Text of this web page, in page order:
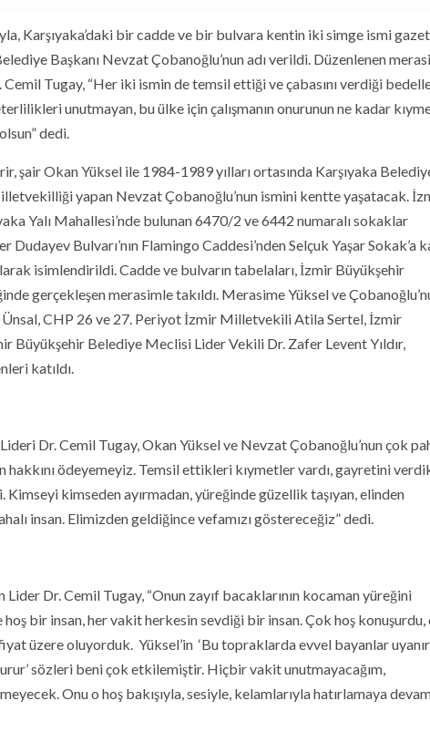
Karşıyaka’daki bir cadde ve bir bulvara kentin iki simge ismi
Başkanı Nevzat Çobanoğlu’nun adı verildi. Düzenlenen
Tugay, “Her iki ismin de temsil ettiği ve çabasını verdiği
unutmayan, bu ülke için çalışmanın onurunun ne kadar
dedi.
şair Okan Yüksel ile 1984-1989 yılları ortasında Karşıyaka
yapan Nevzat Çobanoğlu’nun ismini kentte yaşatacak.
Yalı Mahallesi’nde bulunan 6470/2 ve 6442 numaralı sokaklar
Bulvarı’nın Flamingo Caddesi’nden Selçuk Yaşar Sokak’a
isimlendirildi. Cadde ve bulvarın tabelaları, İzmir Büyükşehir
gerçekleşen merasimle takıldı. Merasime Yüksel ve
Ünsal, CHP 26 ve 27. Periyot İzmir Milletvekili Atila Sertel, İzmir
Büyükşehir Belediye Meclisi Lider Vekili Dr. Zafer Levent Yıldır,
katıldı.
Dr. Cemil Tugay, Okan Yüksel ve Nevzat Çobanoğlu’nun çok
hakkını ödeyemeyiz. Temsil ettikleri kıymetler vardı, gayretini
kimseden ayırmadan, yüreğinde güzellik taşıyan, elinden
insan. Elimizden geldiğince vefamızı göstereceğiz” dedi.
Dr. Cemil Tugay, “Onun zayıf bacaklarının kocaman yüreğini
hoş bir insan, her vakit herkesin sevdiği bir insan. Çok hoş konuşurdu,
üzere oluyorduk. Yüksel’in ‘Bu topraklarda evvel bayanlar
sözleri beni çok etkilemiştir. Hiçbir vakit unutmayacağım,
Onu o hoş bakışıyla, sesiyle, kelamlarıyla hatırlamaya